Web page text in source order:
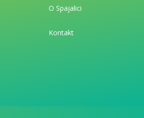
O Spajalici
Kontakt